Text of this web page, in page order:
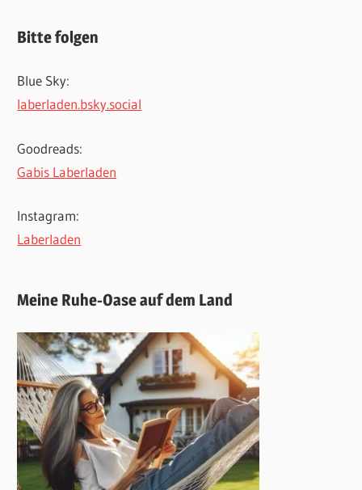
Bitte folgen
Blue Sky:
laberladen.bsky.social
Goodreads:
Gabis Laberladen
Instagram:
Laberladen
Meine Ruhe-Oase auf dem Land